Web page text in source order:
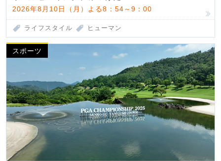
2026年8月10日（月）よる8：54～9：00
ライフスタイル ヒューマン
スポーツ